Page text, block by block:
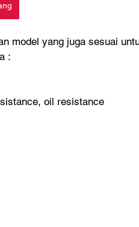
model yang juga sesuai
:
oil resistance